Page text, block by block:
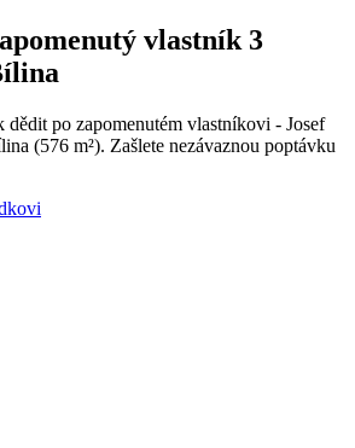
vlastník 3
dědit po zapomenutém vlastníkovi - Josef
(576 m²). Zašlete nezávaznou poptávku